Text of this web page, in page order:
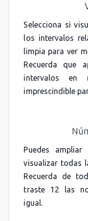
Selecciona si
los intervalos
limpia para ver
Recuerda que
intervalos
imprescindible
Puedes
visualizar todas
Recuerda de
traste 12 las
igual.